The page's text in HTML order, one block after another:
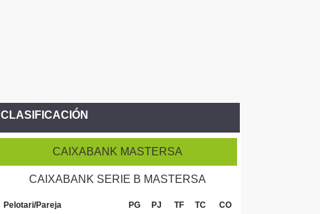
CLASIFICACIÓN
CAIXABANK MASTERSA
CAIXABANK SERIE B MASTERSA
Pelotari/Pareja PG PJ TF TC CO